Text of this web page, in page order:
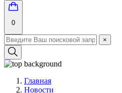
0
×
Главная
Новости